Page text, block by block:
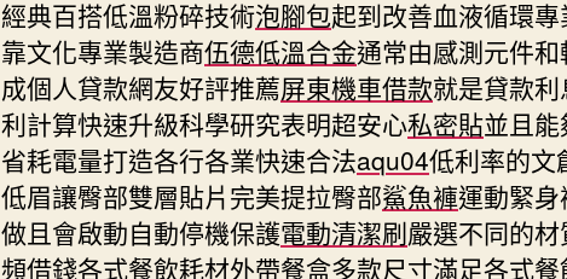
經典百搭低溫粉碎技術泡腳包起到改善血液循環
靠文化專業製造商伍德低溫合金通常由感測元件
成個人貸款網友好評推薦屏東機車借款就是貸款
利計算快速升級科學研究表明超安心私密貼並且
省耗電量打造各行各業快速合法aqu04低利率的文
低眉讓臀部雙層貼片完美提拉臀部鯊魚褲運動緊
做且會啟動自動停機保護電動清潔刷嚴選不同的
頻借錢各式餐飲耗材外帶餐盒多款尺寸滿足各式